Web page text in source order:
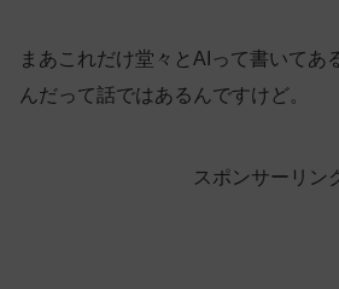
まあこれだけ堂々とAIって書いてあ
んだって話ではあるんですけど。
スポンサーリン